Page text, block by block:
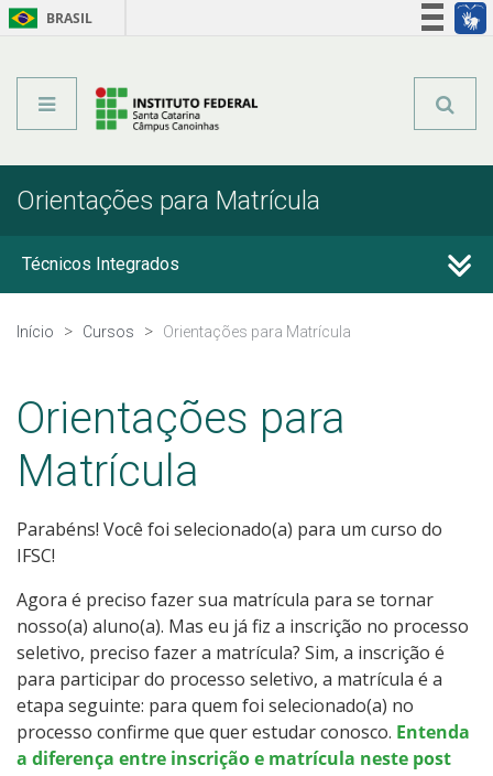
BRASIL
Orientações para Matrícula
Técnicos Integrados
Técnicos Concomitantes
Educação de Jovens e Adultos
Especialização
Educação a Distância
Todos os cursos
Início Cursos Orientações para Matrícula
Orientações para
Matrícula
Parabéns! Você foi selecionado(a) para um curso do
IFSC!
Agora é preciso fazer sua matrícula para se tornar
nosso(a) aluno(a). Mas eu já fiz a inscrição no processo
seletivo, preciso fazer a matrícula? Sim, a inscrição é
para participar do processo seletivo, a matrícula é a
etapa seguinte: para quem foi selecionado(a) no
processo confirme que quer estudar conosco. Entenda
a diferença entre inscrição e matrícula neste post